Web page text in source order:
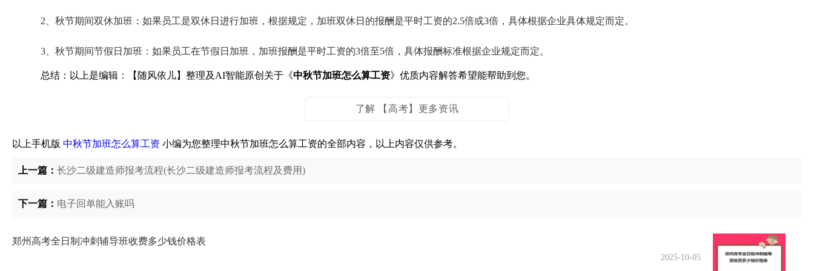
2、秋节期间双休加班：如果员工是双休日进行加班，根据规定，加班双休日的报酬是平时工资的2.5倍或3倍，具体根据企业具体规定而定。
3、秋节期间节假日加班：如果员工在节假日加班，加班报酬是平时工资的3倍至5倍，具体报酬标准根据企业规定而定。
总结：以上是编辑：【随风依儿】整理及AI智能原创关于《中秋节加班怎么算工资》优质内容解答希望能帮助到您。
了解 【高考】更多资讯
以上手机版 中秋节加班怎么算工资 小编为您整理中秋节加班怎么算工资的全部内容，以上内容仅供参考。
上一篇： 长沙二级建造师报考流程(长沙二级建造师报考流程及费用)
下一篇： 电子回单能入账吗
郑州高考全日制冲刺辅导班收费多少钱价格表
2025-10-05